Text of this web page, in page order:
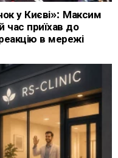
у Києві»: Максим
час приїхав до
в мережі